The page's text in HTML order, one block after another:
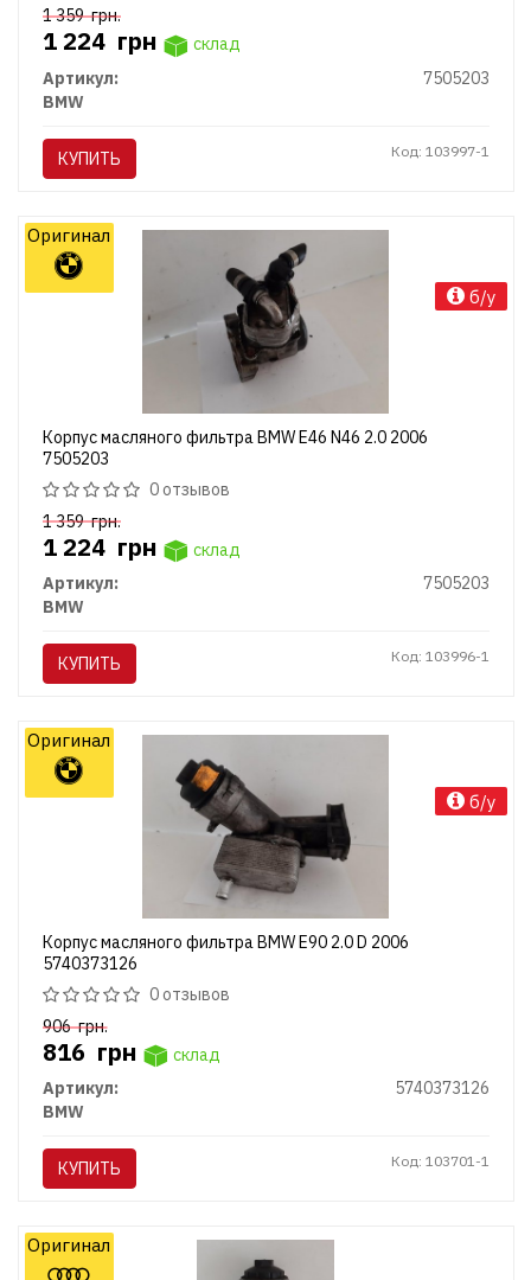
1 359грн.
1 224 грн
склад
Артикул:
7505203
BMW
КУПИТЬ Код: 103997-1
Корпус масляного фильтра BMW E46 N46 2.0 2006
7505203
0 отзывов
1 359грн.
1 224 грн
склад
Артикул:
7505203
BMW
КУПИТЬ Код: 103996-1
Оригинал
б/у
Корпус масляного фильтра BMW E90 2.0 D 2006
5740373126
0 отзывов
906грн.
816 грн
склад
Артикул:
5740373126
BMW
КУПИТЬ Код: 103701-1
Оригинал
б/у
Оригинал